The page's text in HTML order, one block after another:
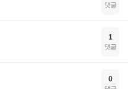
댓글
1
댓글
0